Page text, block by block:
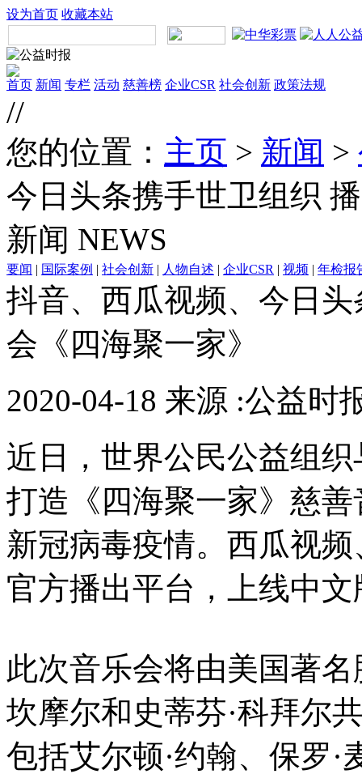
设为首页 收藏本站
首页 新闻 专栏 活动 慈善榜 企业CSR 社会创新 政策法规
//
您的位置： 主页 > 新闻 >
今日头条携手世卫组织
新闻 NEWS
要闻 | 国际案例 | 社会创新 | 人物自述 | 企业CSR | 视频 | 年检报
抖音、西瓜视频、今日
会《四海聚一家》
2020-04-18 来源 :公益时
近日，世界公民公益组
打造《四海聚一家》慈
新冠病毒疫情。西瓜视
官方播出平台，上线中
此次音乐会将由美国著
坎摩尔和史蒂芬·科拜尔
包括艾尔顿·约翰、保罗·